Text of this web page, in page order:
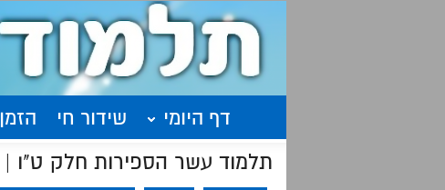
דף היומי שידור חי
תלמוד עשר הספירות חלק ט"ו | שיעור 24 |